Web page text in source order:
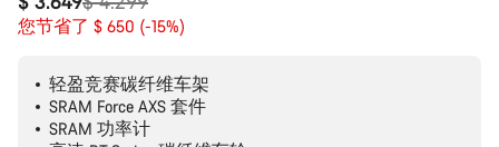
价
您节省了 $ 650 (-15%)
轻盈竞赛碳纤维车架
SRAM Force AXS 套件
SRAM 功率计